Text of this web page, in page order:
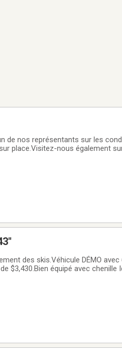
de nos représentants sur les
place.Visitez-nous également
des skis.Véhicule DÉMO avec
$3,430.Bien équipé avec chenille